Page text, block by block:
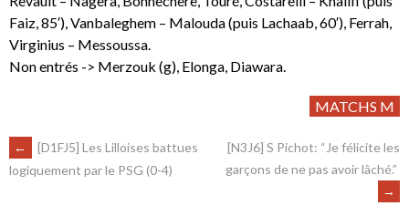
Faiz, 85′), Vanbaleghem – Malouda (puis Lachaab, 60′), Ferrah,
Virginius – Messoussa.
Non entrés -> Merzouk (g), Elonga, Diawara.
MATCHS M
←
[D1FJ5] Les Lilloises battues
logiquement par le PSG (0-4)
[N3J6] S Pichot: “Je félicite les
garçons de ne pas avoir lâché.”
→